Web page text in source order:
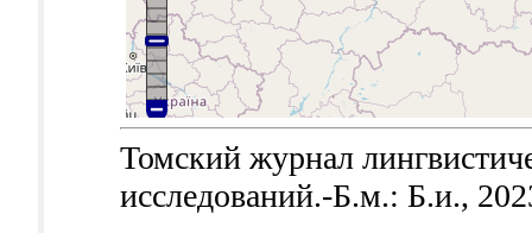
Томский журнал
исследований.-Б.м.: Б.и.,